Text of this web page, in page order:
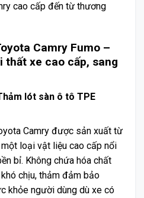
cao cấp đến từ thương
Camry Fumo –
thất xe cao cấp, sang
lót sàn ô tô TPE
Camry được sản xuất từ
loại vật liệu cao cấp nổi
bỉ. Không chứa hóa chất
chịu, thảm đảm bảo
khỏe người dùng dù xe có